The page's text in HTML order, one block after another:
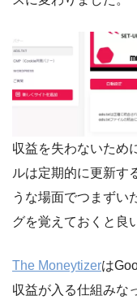
収益を失わないため
ルは定期的に更新す
うな場面でつまずい
グを覚えておくと良
The Moneytizerは
収益が入る仕組みな